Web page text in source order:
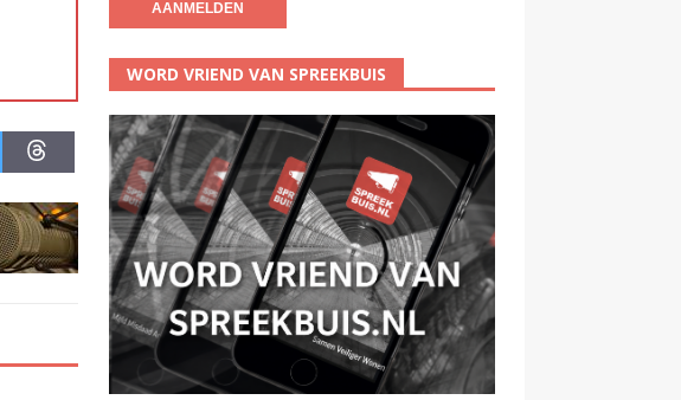
WORD VRIEND VAN SPREEKBUIS